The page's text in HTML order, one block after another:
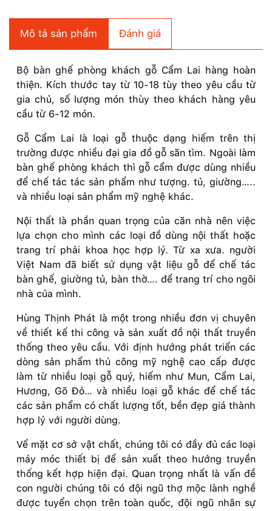
Mô tả sản phẩm Đánh giá
Bộ bàn ghế phòng khách gỗ Cẩm Lai hàng hoàn
thiện. Kích thước tay từ 10-18 tùy theo yêu cầu từ
gia chủ, số lượng món thùy theo khách hàng yêu
cầu từ 6-12 món.
Gỗ Cẩm Lai là loại gỗ thuộc dạng hiếm trên thị
trường được nhiều đại gia đồ gỗ săn tìm. Ngoài làm
bàn ghế phòng khách thì gỗ cẩm được dùng nhiều
để chế tác tác sản phẩm như tượng. tủ, giường…..
và nhiều loại sản phẩm mỹ nghệ khác.
Nội thất là phần quan trọng của căn nhà nên việc
lựa chọn cho mình các loại đồ dùng nội thất hoặc
trang trí phải khoa học hợp lý. Từ xa xưa. người
Việt Nam đã biết sử dụng vật liệu gỗ để chế tác
bàn ghế, giường tủ, bàn thờ…. để trang trí cho ngôi
nhà của mình.
Hùng Thịnh Phát là một trong nhiều đơn vị chuyên
về thiết kế thi công và sản xuất đồ nội thất truyền
thống theo yêu cầu. Với định hướng phát triển các
dòng sản phẩm thủ công mỹ nghệ cao cấp được
làm từ nhiều loại gỗ quý, hiếm như Mun, Cẩm Lai,
Hương, Gõ Đỏ… và nhiều loại gỗ khác để chế tác
các sản phẩm có chất lượng tốt, bền đẹp giá thành
hợp lý với người dùng.
Vể mặt cơ sở vật chất, chúng tôi có đầy đủ các loại
máy móc thiết bị để sản xuất theo hướng truyền
thống kết hợp hiện đại. Quan trọng nhất là vấn đề
con người chúng tôi có đội ngũ thợ mộc lành nghề
được tuyển chọn trên toàn quốc, đội ngũ nhân sự